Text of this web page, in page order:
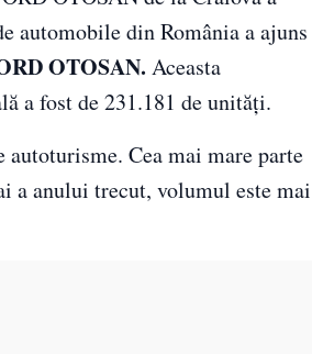
automobile din România a ajuns
OTOSAN. Aceasta
a fost de 231.181 de unități.
autoturisme. Cea mai mare parte
a anului trecut, volumul este mai